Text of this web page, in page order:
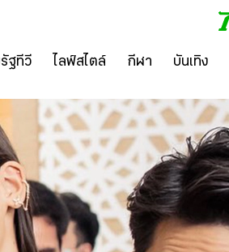
ฐทีวี ไลฟ์สไตล์ กีฬา บันเทิง